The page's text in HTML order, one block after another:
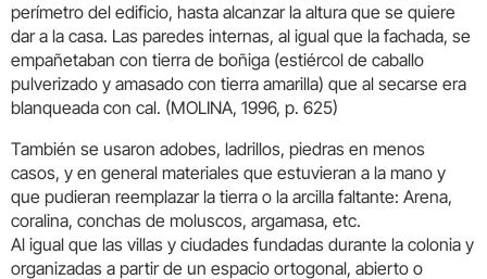
perímetro del edificio, hasta alcanzar la altura que se quiere
dar a la casa. Las paredes internas, al igual que la fachada, se
empañetaban con tierra de boñiga (estiércol de caballo
pulverizado y amasado con tierra amarilla) que al secarse era
blanqueada con cal. (MOLINA, 1996, p. 625)
También se usaron adobes, ladrillos, piedras en menos
casos, y en general materiales que estuvieran a la mano y
que pudieran reemplazar la tierra o la arcilla faltante: Arena,
coralina, conchas de moluscos, argamasa, etc.
Al igual que las villas y ciudades fundadas durante la colonia y
organizadas a partir de un espacio ortogonal, abierto o